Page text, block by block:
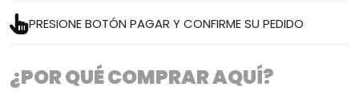
PRESIONE BOTÓN PAGAR Y CONFIRME SU PEDIDO
¿POR QUÉ COMPRAR AQUÍ?